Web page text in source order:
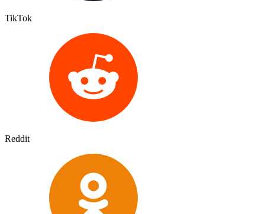
TikTok
Reddit